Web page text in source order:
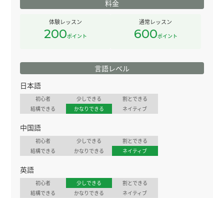
料金
体験レッスン
200ポイント
通常レッスン
600ポイント
言語レベル
日本語
初心者 少しできる
割とできる
結構できる
かなりできる ネイティブ
中国語
初心者 少しできる
割とできる
結構できる
かなりできる ネイティブ
英語
初心者 少しできる
割とできる
結構できる
かなりできる ネイティブ